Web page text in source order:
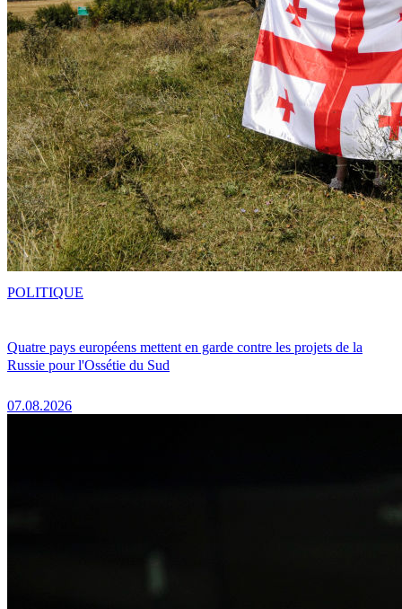
Quatre pays européens mettent en garde contre les projets de la
Russie pour l'Ossétie du Sud
07.08.2026
POLITIQUE